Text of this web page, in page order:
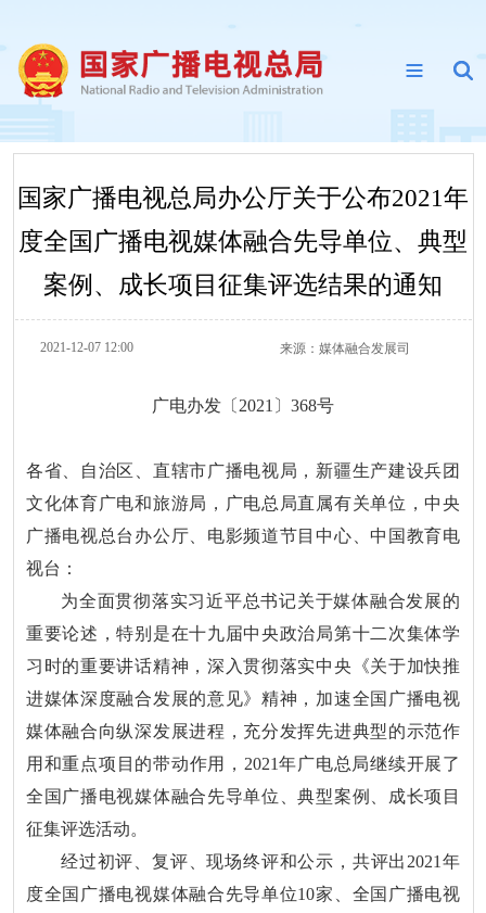
国家广播电视总局办公厅关于公布2021年
度全国广播电视媒体融合先导单位、典型
案例、成长项目征集评选结果的通知
2021-12-07 12:00 来源： 媒体融合发展司
广电办发〔2021〕368号
各省、自治区、直辖市广播电视局，新疆生产建设兵团
文化体育广电和旅游局，广电总局直属有关单位，中央
广播电视总台办公厅、电影频道节目中心、中国教育电
视台：
为全面贯彻落实习近平总书记关于媒体融合发展的
重要论述，特别是在十九届中央政治局第十二次集体学
习时的重要讲话精神，深入贯彻落实中央《关于加快推
进媒体深度融合发展的意见》精神，加速全国广播电视
媒体融合向纵深发展进程，充分发挥先进典型的示范作
用和重点项目的带动作用，2021年广电总局继续开展了
全国广播电视媒体融合先导单位、典型案例、成长项目
征集评选活动。
经过初评、复评、现场终评和公示，共评出2021年
度全国广播电视媒体融合先导单位10家、全国广播电视